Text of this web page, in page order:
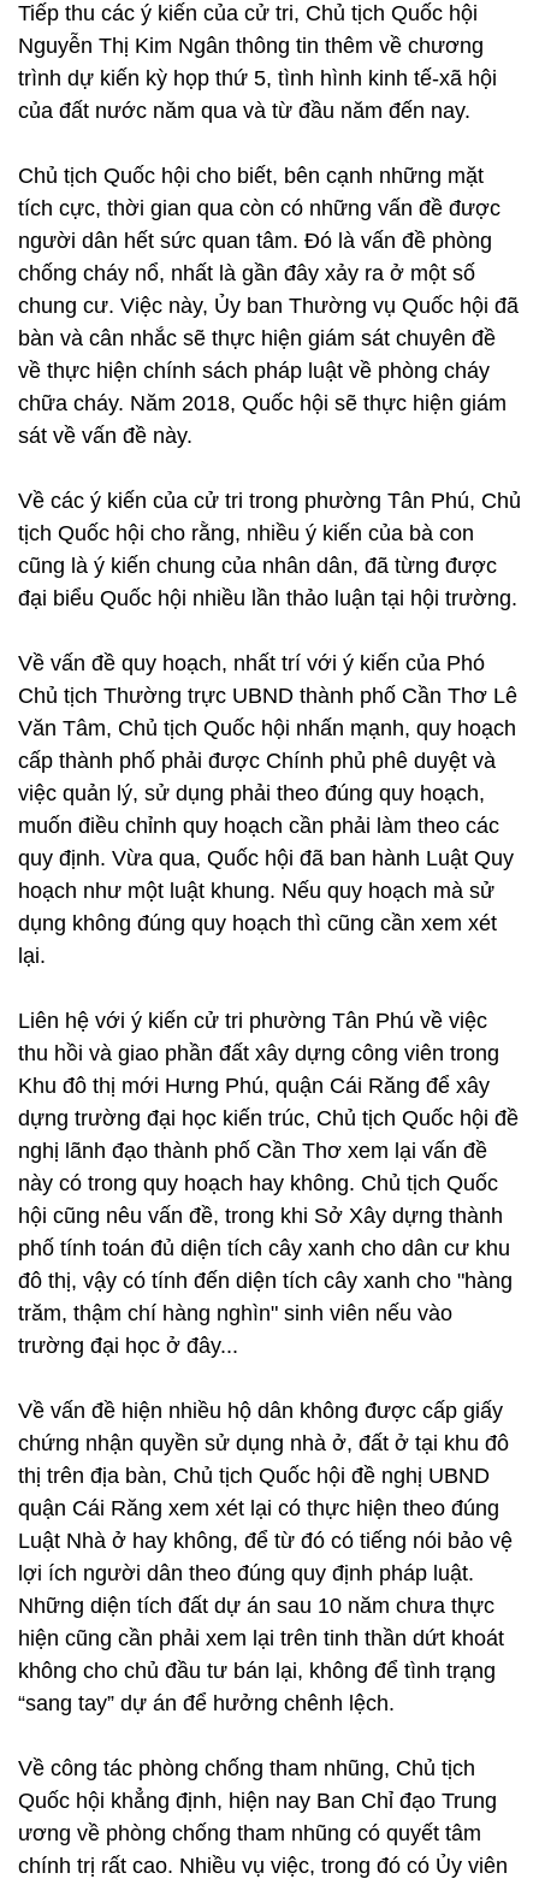
Tiếp thu các ý kiến của cử tri, Chủ tịch Quốc hội
Nguyễn Thị Kim Ngân thông tin thêm về chương
trình dự kiến kỳ họp thứ 5, tình hình kinh tế-xã hội
của đất nước năm qua và từ đầu năm đến nay.
Chủ tịch Quốc hội cho biết, bên cạnh những mặt
tích cực, thời gian qua còn có những vấn đề được
người dân hết sức quan tâm. Đó là vấn đề phòng
chống cháy nổ, nhất là gần đây xảy ra ở một số
chung cư. Việc này, Ủy ban Thường vụ Quốc hội đã
bàn và cân nhắc sẽ thực hiện giám sát chuyên đề
về thực hiện chính sách pháp luật về phòng cháy
chữa cháy. Năm 2018, Quốc hội sẽ thực hiện giám
sát về vấn đề này.
Về các ý kiến của cử tri trong phường Tân Phú, Chủ
tịch Quốc hội cho rằng, nhiều ý kiến của bà con
cũng là ý kiến chung của nhân dân, đã từng được
đại biểu Quốc hội nhiều lần thảo luận tại hội trường.
Về vấn đề quy hoạch, nhất trí với ý kiến của Phó
Chủ tịch Thường trực UBND thành phố Cần Thơ Lê
Văn Tâm, Chủ tịch Quốc hội nhấn mạnh, quy hoạch
cấp thành phố phải được Chính phủ phê duyệt và
việc quản lý, sử dụng phải theo đúng quy hoạch,
muốn điều chỉnh quy hoạch cần phải làm theo các
quy định. Vừa qua, Quốc hội đã ban hành Luật Quy
hoạch như một luật khung. Nếu quy hoạch mà sử
dụng không đúng quy hoạch thì cũng cần xem xét
lại.
Liên hệ với ý kiến cử tri phường Tân Phú về việc
thu hồi và giao phần đất xây dựng công viên trong
Khu đô thị mới Hưng Phú, quận Cái Răng để xây
dựng trường đại học kiến trúc, Chủ tịch Quốc hội đề
nghị lãnh đạo thành phố Cần Thơ xem lại vấn đề
này có trong quy hoạch hay không. Chủ tịch Quốc
hội cũng nêu vấn đề, trong khi Sở Xây dựng thành
phố tính toán đủ diện tích cây xanh cho dân cư khu
đô thị, vậy có tính đến diện tích cây xanh cho "hàng
trăm, thậm chí hàng nghìn" sinh viên nếu vào
trường đại học ở đây...
Về vấn đề hiện nhiều hộ dân không được cấp giấy
chứng nhận quyền sử dụng nhà ở, đất ở tại khu đô
thị trên địa bàn, Chủ tịch Quốc hội đề nghị UBND
quận Cái Răng xem xét lại có thực hiện theo đúng
Luật Nhà ở hay không, để từ đó có tiếng nói bảo vệ
lợi ích người dân theo đúng quy định pháp luật.
Những diện tích đất dự án sau 10 năm chưa thực
hiện cũng cần phải xem lại trên tinh thần dứt khoát
không cho chủ đầu tư bán lại, không để tình trạng
“sang tay” dự án để hưởng chênh lệch.
Về công tác phòng chống tham nhũng, Chủ tịch
Quốc hội khẳng định, hiện nay Ban Chỉ đạo Trung
ương về phòng chống tham nhũng có quyết tâm
chính trị rất cao. Nhiều vụ việc, trong đó có Ủy viên